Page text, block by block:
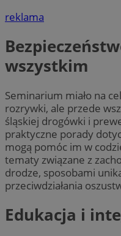
reklama
wszystkim
Seminarium miało na
rozrywki, ale przede
śląskiej drogówki i
praktyczne porady
mogą pomóc im w
tematy związane z
drodze, sposobami
przeciwdziałania
Edukacja i